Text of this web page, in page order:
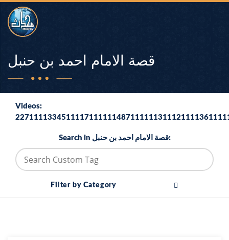
قصة الامام احمد بن حنبل
Videos:
Search in قصة الامام احمد بن حنبل:
Filter by Category